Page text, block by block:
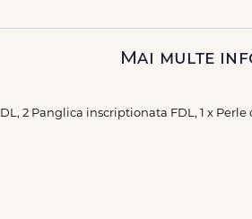
Mai multe
2 Panglica inscriptionata FDL, 1 x